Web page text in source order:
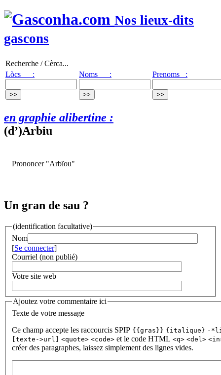
Nos lieux-dits
gascons
Recherche / Cèrca...
Lòcs :
Noms : Prenoms :
en graphie alibertine :
(d’)Arbiu
Prononcer "Arbïou"
Un gran de sau ?
(identification facultative)
Nom
[Se connecter]
Courriel (non publié)
Votre site web
Ajoutez votre commentaire ici
Texte de votre message
Ce champ accepte les raccourcis SPIP {{gras}} {italique} -
[texte->url] <quote> <code> et le code HTML <q> <del>
créer des paragraphes, laissez simplement des lignes vides.